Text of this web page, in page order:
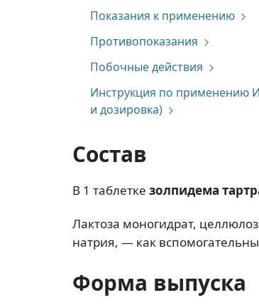
Показания к применению
Противопоказания
Побочные действия
Инструкция по применению
и дозировка)
Состав
В 1 таблетке золпидема
Лактоза моногидрат,
натрия, — как
Форма выпуска